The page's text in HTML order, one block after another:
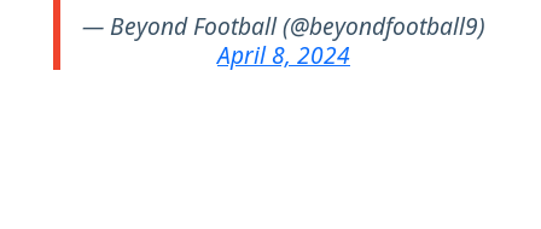
— Beyond Football (@beyondfootball9)
April 8, 2024